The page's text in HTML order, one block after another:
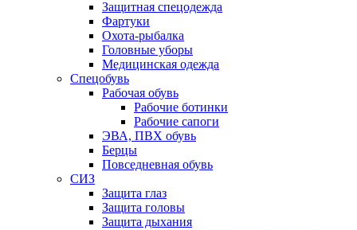
Защитная спецодежда
Фартуки
Охота-рыбалка
Головные уборы
Медицинская одежда
Спецобувь
Рабочая обувь
Рабочие ботинки
Рабочие сапоги
ЭВА, ПВХ обувь
Берцы
Повседневная обувь
СИЗ
Защита глаз
Защита головы
Защита дыхания